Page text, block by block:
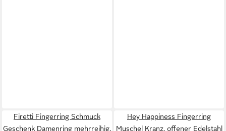
Firetti Fingerring Schmuck
Geschenk Damenring mehrreihig,
Hey Happiness Fingerring
Muschel Kranz, offener Edelstahl